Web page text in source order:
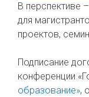
В перспективе
для
проектов,
Подписание
конференции
образование»,